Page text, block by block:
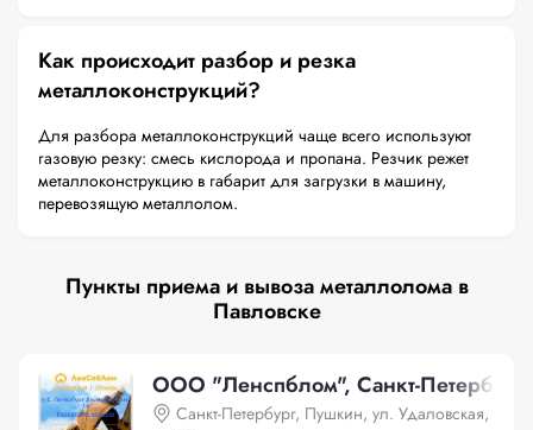
Как происходит разбор и резка
металлоконструкций?
Для разбора металлоконструкций чаще всего используют
газовую резку: смесь кислорода и пропана. Резчик режет
металлоконструкцию в габарит для загрузки в машину,
перевозящую металлолом.
Пункты приема и вывоза металлолома в
Павловске
ООО "Ленспблом", Санкт-
Санкт-Петербург, Пушкин, ул. Удаловская,